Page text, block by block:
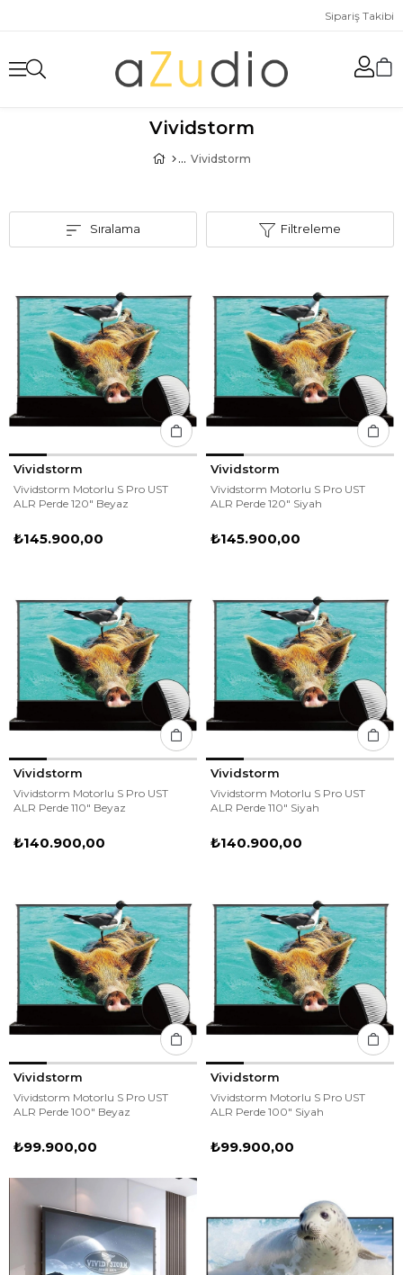
Sipariş Takibi
Vividstorm
Vividstorm
Filtreleme
Sıralama
Vividstorm
Vividstorm Motorlu S Pro UST
ALR Perde 120" Beyaz
₺145.900,00
Vividstorm
Vividstorm Motorlu S Pro UST
ALR Perde 120" Siyah
₺145.900,00
Vividstorm
Vividstorm Motorlu S Pro UST
ALR Perde 110" Beyaz
₺140.900,00
Vividstorm
Vividstorm Motorlu S Pro UST
ALR Perde 110" Siyah
₺140.900,00
Vividstorm
Vividstorm Motorlu S Pro UST
ALR Perde 100" Beyaz
₺99.900,00
Vividstorm
Vividstorm Motorlu S Pro UST
ALR Perde 100" Siyah
₺99.900,00